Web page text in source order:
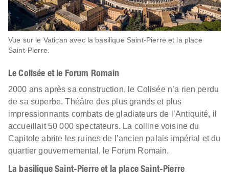
Vue sur le Vatican avec la basilique Saint-Pierre et la place
Saint-Pierre.
Le Colisée et le Forum Romain
2000 ans après sa construction, le Colisée n’a rien perdu
de sa superbe. Théâtre des plus grands et plus
impressionnants combats de gladiateurs de l’Antiquité, il
accueillait 50 000 spectateurs. La colline voisine du
Capitole abrite les ruines de l’ancien palais impérial et du
quartier gouvernemental, le Forum Romain.
La basilique Saint-Pierre et la place Saint-Pierre